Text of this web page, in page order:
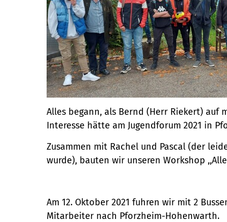
Alles begann, als Bernd (Herr Riekert) auf
Interesse hätte am Jugendforum 2021 in
Zusammen mit Rachel und Pascal (der
wurde), bauten wir unseren Workshop
Am 12. Oktober 2021 fuhren wir mit 2
Mitarbeiter nach Pforzheim-Hohenwarth.